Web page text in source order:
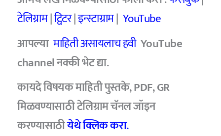
टेलिग्राम|ट्विटर|इन्स्टाग्राम| YouTube
आपल्यामाहिती असायलाच हवी YouTube
channel नक्की भेट द्या.
कायदे विषयक माहिती पुस्तके, PDF, GR
मिळवण्यासाठी टेलिग्राम चॅनल जॉइन
करण्यासाठीयेथे क्लिक करा.